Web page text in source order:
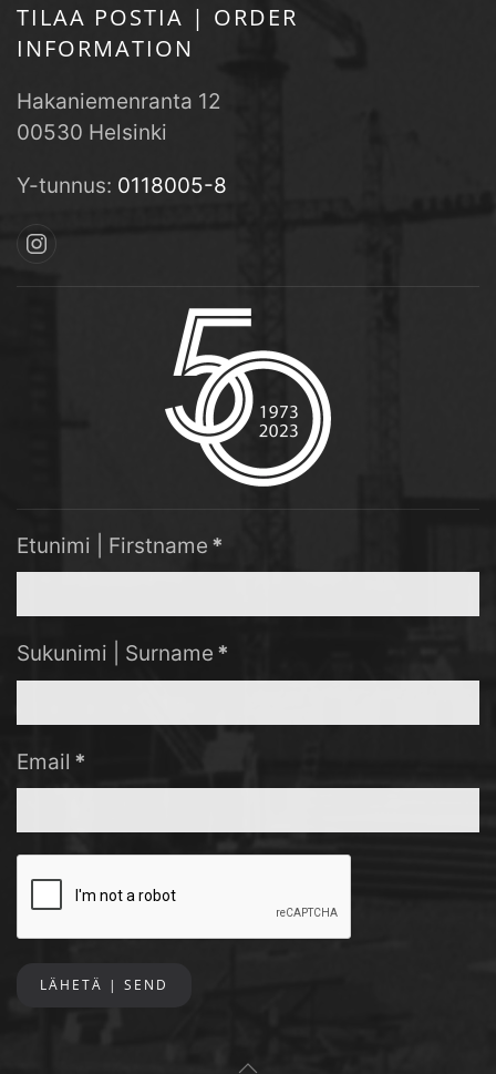
TILAA POSTIA | ORDER
INFORMATION
Hakaniemenranta 12
00530 Helsinki
Y-tunnus: 0118005-8
Etunimi | Firstname *
Sukunimi | Surname *
Email *
LÄHETÄ | SEND